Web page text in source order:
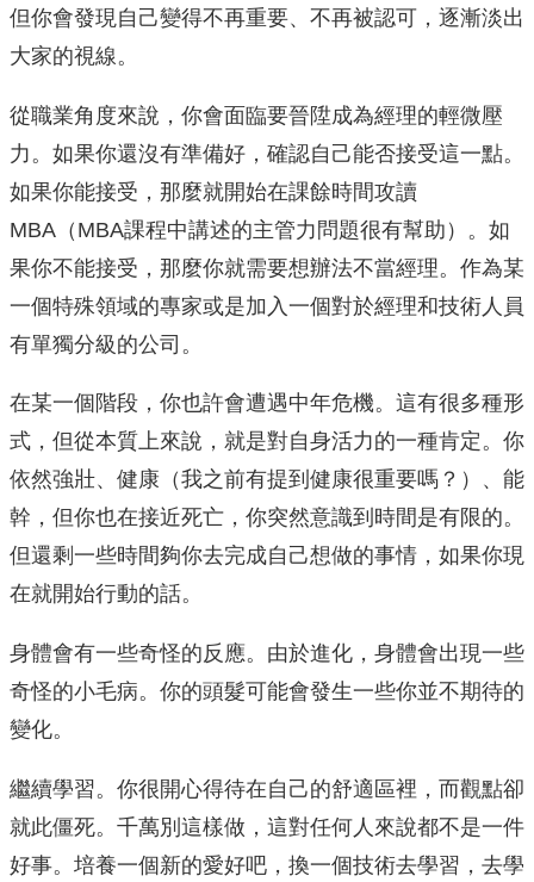
但你會發現自己變得不再重要、不再被認可，逐漸淡出
大家的視線。
從職業角度來說，你會面臨要晉陞成為經理的輕微壓
力。如果你還沒有準備好，確認自己能否接受這一點。
如果你能接受，那麼就開始在課餘時間攻讀
MBA（MBA課程中講述的主管力問題很有幫助）。如
果你不能接受，那麼你就需要想辦法不當經理。作為某
一個特殊領域的專家或是加入一個對於經理和技術人員
有單獨分級的公司。
在某一個階段，你也許會遭遇中年危機。這有很多種形
式，但從本質上來說，就是對自身活力的一種肯定。你
依然強壯、健康（我之前有提到健康很重要嗎？）、能
幹，但你也在接近死亡，你突然意識到時間是有限的。
但還剩一些時間夠你去完成自己想做的事情，如果你現
在就開始行動的話。
身體會有一些奇怪的反應。由於進化，身體會出現一些
奇怪的小毛病。你的頭髮可能會發生一些你並不期待的
變化。
繼續學習。你很開心得待在自己的舒適區裡，而觀點卻
就此僵死。千萬別這樣做，這對任何人來說都不是一件
好事。培養一個新的愛好吧，換一個技術去學習，去學